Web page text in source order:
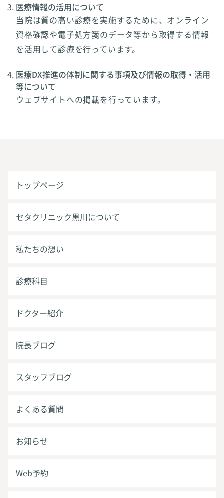
医療情報の活用について
当院は質の高い診療を実施するために、オンライン
資格確認や電子処方箋のデータ等から取得する情報
を活用して診療を行っています。
医療DX推進の体制に関する事項及び情報の取得・活用
等について
ウェブサイトへの掲載を行っています。
トップページ
セタクリニック黒川について
私たちの想い
診療科目
ドクター紹介
院長ブログ
スタッフブログ
よくある質問
お知らせ
Web予約